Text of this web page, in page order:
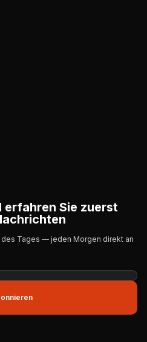
erfahren Sie zuerst
Tages — jeden Morgen direkt an